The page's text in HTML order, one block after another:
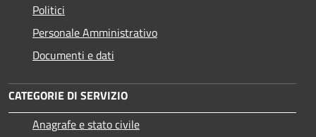
Politici
Personale Amministrativo
Documenti e dati
CATEGORIE DI SERVIZIO
Anagrafe e stato civile